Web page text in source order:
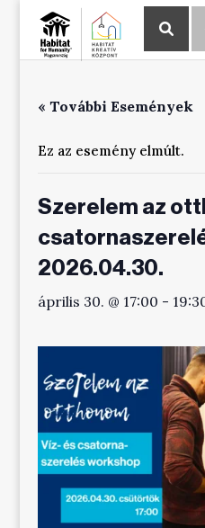
« További Események
Ez az esemény elmúlt.
Szerelem az
2026.04.30.
április 30. @ 17:00 -